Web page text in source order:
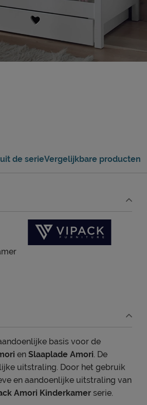
de serieVergelijkbare producten
basis voor de
en Slaaplade Amori. De
uitstraling. Door het gebruik
en aandoenlijke uitstraling van
Amori Kinderkamer serie.